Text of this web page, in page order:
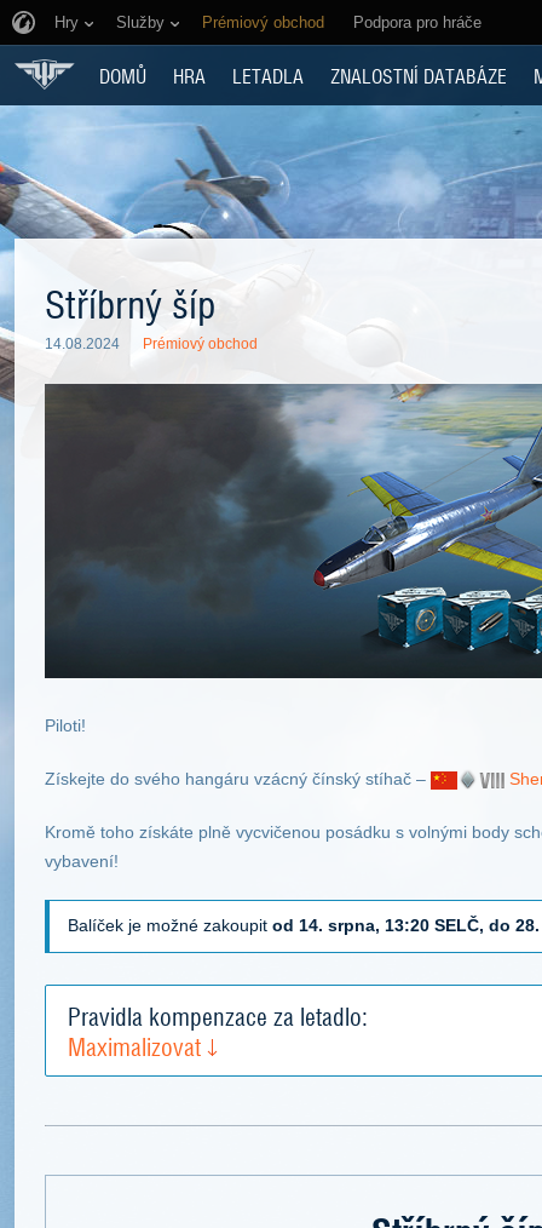
Hry Služby Prémiový obchod Podpora pro hráče
DOMŮ HRA LETADLA ZNALOSTNÍ DATABÁZE
Stříbrný šíp
14.08.2024 Prémiový obchod
Piloti!
Získejte do svého hangáru vzácný čínský stíhač –
Kromě toho získáte plně vycvičenou posádku s volnými body
vybavení!
Balíček je možné zakoupit od 14. srpna, 13:20 SELČ, do
Pravidla kompenzace za letadlo:
Maximalizovat